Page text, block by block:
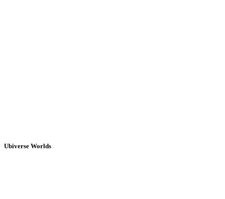
Ubiverse Worlds